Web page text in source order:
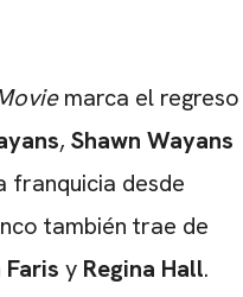
marca el regreso
, Shawn Wayans
franquicia desde
también trae de
Faris y Regina Hall.